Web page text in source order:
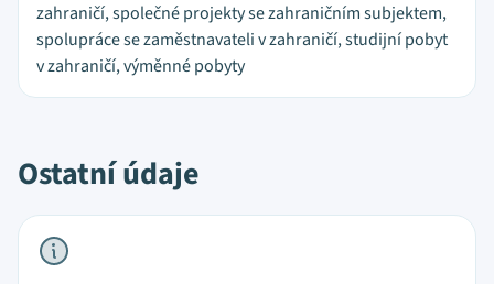
zahraničí, společné projekty se zahraničním subjektem,
spolupráce se zaměstnavateli v zahraničí, studijní pobyt
v zahraničí, výměnné pobyty
Ostatní údaje